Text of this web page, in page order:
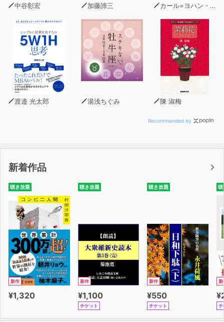
中谷彰宏 加藤諦三 カール=ヨハン・エリーン（著）
渡邉 光太郎 湯浅ちぐみ 陳 淑梅
Recommended by
新着作品
聴き放題
新作
¥1,320
聴き放題
新作
¥1,100
チケット
聴き放題
新作
¥550
チケット
聴
新
チ